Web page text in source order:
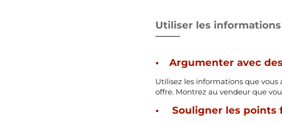
Utiliser les
Argumenter avec
Utilisez les informations que
offre. Montrez au vendeur que
Souligner les points